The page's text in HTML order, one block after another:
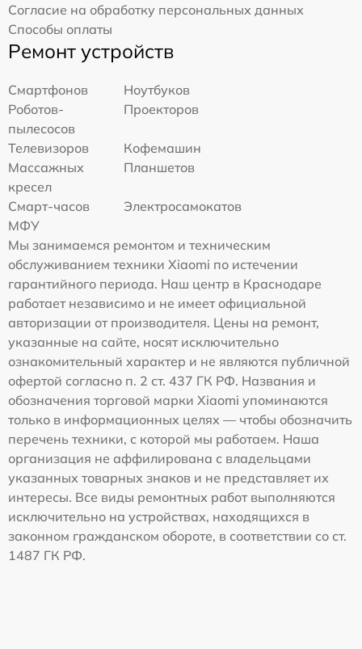
Согласие на обработку персональных данных
Способы оплаты
Ремонт устройств
Смартфонов
Ноутбуков
Роботов-
пылесосов
Проекторов
Телевизоров
Кофемашин
Массажных
кресел
Планшетов
Смарт-часов
Электросамокатов
МФУ
Мы занимаемся ремонтом и техническим
обслуживанием техники Xiaomi по истечении
гарантийного периода. Наш центр в Краснодаре
работает независимо и не имеет официальной
авторизации от производителя. Цены на ремонт,
указанные на сайте, носят исключительно
ознакомительный характер и не являются публичной
офертой согласно п. 2 ст. 437 ГК РФ. Названия и
обозначения торговой марки Xiaomi упоминаются
только в информационных целях — чтобы обозначить
перечень техники, с которой мы работаем. Наша
организация не аффилирована с владельцами
указанных товарных знаков и не представляет их
интересы. Все виды ремонтных работ выполняются
исключительно на устройствах, находящихся в
законном гражданском обороте, в соответствии со ст.
1487 ГК РФ.